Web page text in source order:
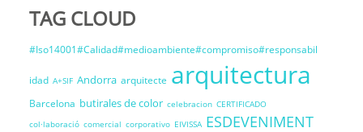
TAG CLOUD
#Iso14001#Calidad#medioambiente#compromiso#responsabil
idad A+SIF Andorra arquitecte arquitectura
Barcelona butirales de color celebracion CERTIFICADO
col·laboració comercial corporativo EIVISSA ESDEVENIMENT